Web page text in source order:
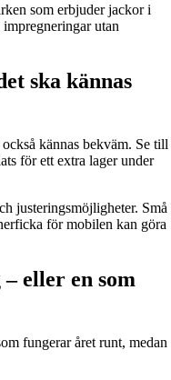
som erbjuder jackor i
utan
ska kännas
kännas bekväm. Se till
för ett extra lager under
justeringsmöjligheter. Små
för mobilen kan göra
eller en som
fungerar året runt, medan